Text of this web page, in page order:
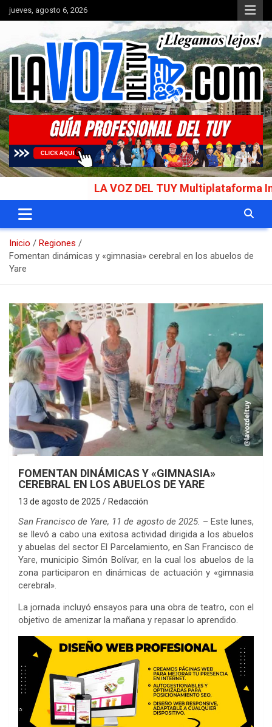
Saltar
al
jueves, agosto 6, 2026
La Voz del Tuy
Portal de noticias
LA VOZ DEL TUY Multiplataforma
Inicio
Regiones
Fomentan dinámicas y «gimnasia» cerebral en los abuelos de
Yare
FOMENTAN DINÁMICAS Y «GIMNASIA»
CEREBRAL EN LOS ABUELOS DE YARE
13 de agosto de 2025 Redacción
San Francisco de Yare, 11 de agosto de 2025. – Este lunes,
se llevó a cabo una exitosa actividad dirigida a los abuelos
y abuelas del sector El Parcelamiento, en San Francisco de
Yare, municipio Simón Bolívar, en la cual los abuelos de la
zona participaron en dinámicas de actuación y «gimnasia
cerebral».
La jornada incluyó ensayos para una obra de teatro, con el
objetivo de amenizar la mañana y repasar lo aprendido.